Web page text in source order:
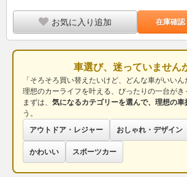
お気に入り追加 在庫確認
車選び、迷っていません
「そろそろ買い替えたいけど、どんな車がいい
理想のカーライフを叶える、ぴったりの一台がき
まずは、 気になるカテゴリーを選んで、理想の車
う。
アウトドア・レジャー
おしゃれ・デザイン
かわいい スポーツカー